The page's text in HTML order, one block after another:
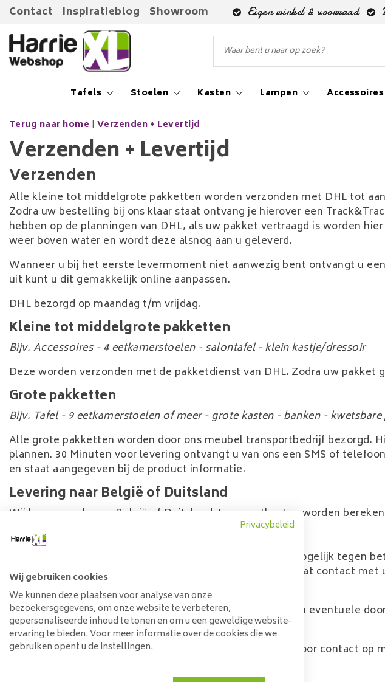
Contact Inspiratieblog Showroom Eigen winkel & voorraad
Tafels Stoelen Kasten Lampen Accessoires
Terug naar home | Verzenden + Levertijd
Verzenden + Levertijd
Verzenden
Alle kleine tot middelgrote pakketten worden verzonden met DHL tot
Zodra uw bestelling bij ons klaar staat ontvang je hierover een
hebben op de planningen van DHL, als uw pakket vertraagd is worden
weer boven water en wordt deze alsnog aan u geleverd.
Wanneer u bij het eerste levermoment niet aanwezig bent ontvangt u
uit kunt u dit gemakkelijk online aanpassen.
DHL bezorgd op maandag t/m vrijdag.
Kleine tot middelgrote pakketten
Bijv. Accessoires - 4 eetkamerstoelen - salontafel - klein kastje/dressoir
Deze worden verzonden met de pakketdienst van DHL. Zodra uw
Grote pakketten
Bijv. Tafel - 9 eetkamerstoelen of meer - grote kasten - banken -
Alle grote pakketten worden door ons meubel transportbedrijf bezorgd.
plannen. 30 Minuten voor levering ontvangt u van ons een SMS of
en staat aangegeven bij de product informatie.
Levering naar België of Duitsland
Wij leveren ook naar België of Duitsland. transportkosten worden
Levering inclusief montage
Wilt u de artikelen gemonteerd geleverd krijgen? Dit is mogelijk tegen
bestelling afrond dat u hier interesse in hebt. Wij nemen dat contact
wat het beste bij u past.
Let op: U bent zelf verantwoordelijk voor het opmeten van eventuele
worden gezet.
Levering op andere etage mogelijk in overleg, neem hiervoor contact op
Privacybeleid
Wij gebruiken cookies
We kunnen deze plaatsen voor analyse van onze
bezoekersgegevens, om onze website te verbeteren,
gepersonaliseerde inhoud te tonen en om u een geweldige website-
ervaring te bieden. Voor meer informatie over de cookies die we
gebruiken opent u de instellingen.